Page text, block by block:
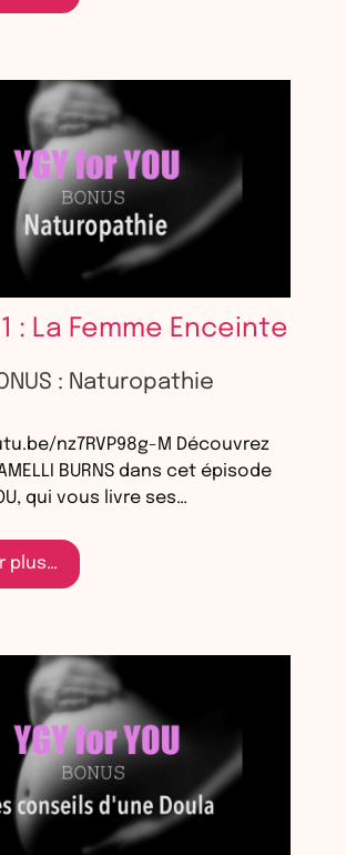
: La Femme Enceinte
: Naturopathie
nz7RVP98g-M Découvrez
BURNS dans cet épisode
qui vous livre ses…
plus…